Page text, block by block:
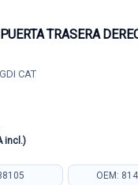
TRASERA
CAT
incl.)
OEM: